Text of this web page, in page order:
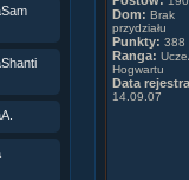
Sam
Shanti
A.
Dom: Brak
przydziału
Punkty: 388
Ranga:
Hogwartu
Data
14.09.07